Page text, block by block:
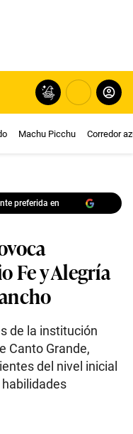
Machu Picchu Corredor
preferida en
Fe y Alegría
de la institución
Canto Grande,
del nivel inicial